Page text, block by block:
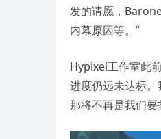
发的请愿，
内幕原因等。”
Hypixel工作室此
进度仍远未达标
那将不再是我们